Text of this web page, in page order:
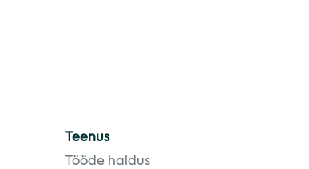
Teenus
Tööde haldus